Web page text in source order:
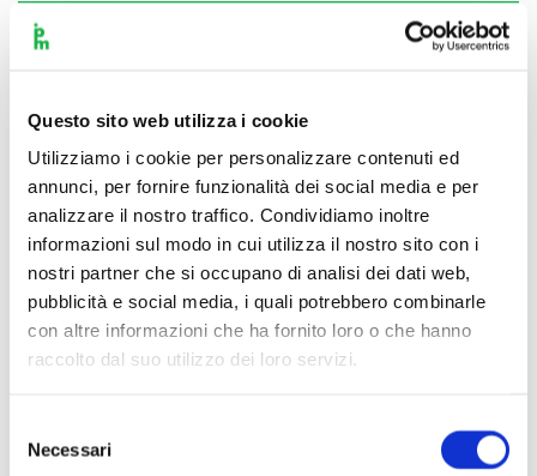
Questo sito web utilizza i cookie
Utilizziamo i cookie per personalizzare contenuti ed
annunci, per fornire funzionalità dei social media e per
analizzare il nostro traffico. Condividiamo inoltre
informazioni sul modo in cui utilizza il nostro sito con i
nostri partner che si occupano di analisi dei dati web,
pubblicità e social media, i quali potrebbero combinarle
con altre informazioni che ha fornito loro o che hanno
raccolto dal suo utilizzo dei loro servizi.
delNecessari